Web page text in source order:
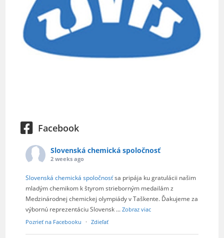
Facebook
Slovenská chemická spoločnosť
2 weeks ago
Slovenská chemická spoločnosťsa pripája ku gratulácii našim
mladým chemikom k štyrom strieborným medailám z
Medzinárodnej chemickej olympiády v Taškente. Ďakujeme za
výbornú reprezentáciu Slovensk ...Zobraz viac
Pozrieť na Facebooku
· Zdieľať